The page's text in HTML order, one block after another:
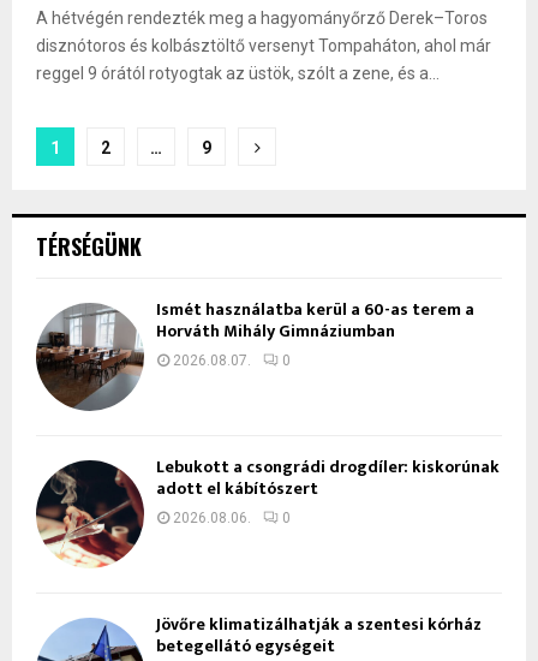
A hétvégén rendezték meg a hagyományőrző Derek–Toros
disznótoros és kolbásztöltő versenyt Tompaháton, ahol már
reggel 9 órától rotyogtak az üstök, szólt a zene, és a...
Bejegyzések
1 2 … 9
TÉRSÉGÜNK
Ismét használatba kerül a 60-as terem a
Horváth Mihály Gimnáziumban
2026.08.07. 0
Lebukott a csongrádi drogdíler: kiskorúnak
adott el kábítószert
2026.08.06. 0
Jövőre klimatizálhatják a szentesi kórház
betegellátó egységeit